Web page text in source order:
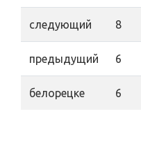
следующий 8
предыдущий 6
белорецке 6